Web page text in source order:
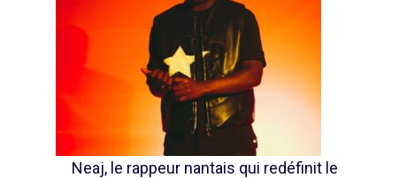
Neaj, le rappeur nantais qui redéfinit le